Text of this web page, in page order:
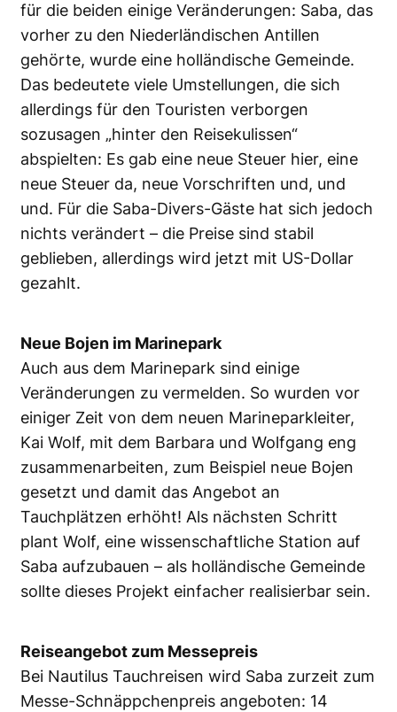
für die beiden einige Veränderungen: Saba, das
vorher zu den Niederländischen Antillen
gehörte, wurde eine holländische Gemeinde.
Das bedeutete viele Umstellungen, die sich
allerdings für den Touristen verborgen
sozusagen „hinter den Reisekulissen“
abspielten: Es gab eine neue Steuer hier, eine
neue Steuer da, neue Vorschriften und, und
und. Für die Saba-Divers-Gäste hat sich jedoch
nichts verändert – die Preise sind stabil
geblieben, allerdings wird jetzt mit US-Dollar
gezahlt.
Neue Bojen im Marinepark
Auch aus dem Marinepark sind einige
Veränderungen zu vermelden. So wurden vor
einiger Zeit von dem neuen Marineparkleiter,
Kai Wolf, mit dem Barbara und Wolfgang eng
zusammenarbeiten, zum Beispiel neue Bojen
gesetzt und damit das Angebot an
Tauchplätzen erhöht! Als nächsten Schritt
plant Wolf, eine wissenschaftliche Station auf
Saba aufzubauen – als holländische Gemeinde
sollte dieses Projekt einfacher realisierbar sein.
Reiseangebot zum Messepreis
Bei Nautilus Tauchreisen wird Saba zurzeit zum
Messe-Schnäppchenpreis angeboten: 14